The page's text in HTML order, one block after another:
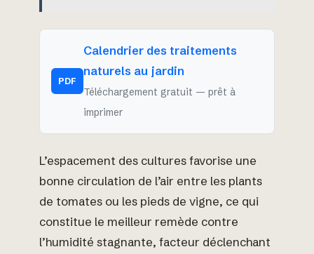
PDF
Calendrier des traitements
naturels au jardin
Téléchargement gratuit — prêt à
imprimer
L’espacement des cultures favorise une
bonne circulation de l’air entre les plants
de tomates ou les pieds de vigne, ce qui
constitue le meilleur remède contre
l’humidité stagnante, facteur déclenchant